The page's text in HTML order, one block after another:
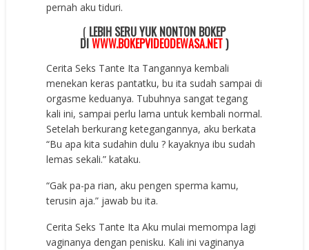
pernah aku tiduri.
( LEBIH SERU YUK NONTON BOKEP
DIWWW.BOKEPVIDEODEWASA.NET)
Cerita Seks Tante Ita Tangannya kembali
menekan keras pantatku, bu ita sudah sampai di
orgasme keduanya. Tubuhnya sangat tegang
kali ini, sampai perlu lama untuk kembali normal.
Setelah berkurang ketegangannya, aku berkata
“Bu apa kita sudahin dulu ? kayaknya ibu sudah
lemas sekali.” kataku.
“Gak pa-pa rian, aku pengen sperma kamu,
terusin aja.” jawab bu ita.
Cerita Seks Tante Ita Aku mulai memompa lagi
vaginanya dengan penisku. Kali ini vaginanya